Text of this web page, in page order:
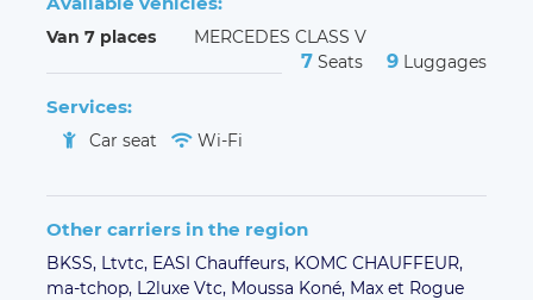
Van 7 places MERCEDES CLASS V
7 Seats 9 Luggages
Services:
Car seat Wi-Fi
Other carriers in the region
BKSS, Ltvtc, EASI Chauffeurs, KOMC CHAUFFEUR,
ma-tchop, L2luxe Vtc, Moussa Koné, Max et Rogue